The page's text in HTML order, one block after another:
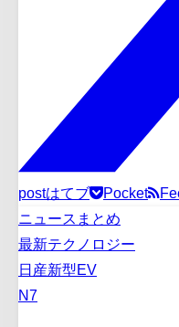
postはてブ Pocket
ニュースまとめ
最新テクノロジー
日産新型EV
N7